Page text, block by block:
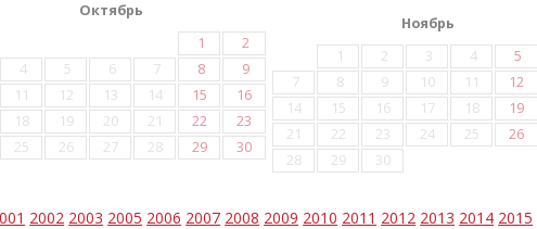
Октябрь
1
2
4 5 6 7 8
9
11 12 13 14 15
16
18 19 20 21 22
23
25 26 27 28 29
30
Ноябрь
1
2 3 4 5
7
8 9 10 11 12
14
15 16 17 18 19
21
22 23 24 25 26
28
29 30
2002 2003 2005 2006 2007 2008 2009 2010 2011 2012 2013 2014 2015